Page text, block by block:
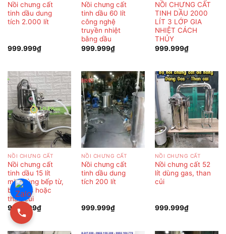
Nồi chưng cất
tinh dầu dung
tích 2.000 lít
999.999₫
Nồi chưng cất
tinh dầu 60 lít
công nghệ
truyền nhiệt
bằng dầu
999.999₫
NỒI CHƯNG CẤT
TINH DẦU 2000
LÍT 3 LỚP GIA
NHIỆT CÁCH
THỦY
999.999₫
NỒI CHƯNG CẤT
Nồi chưng cất
tinh dầu 15 lít
mini dùng bếp từ,
bếp gas hoặc
than củi
999.999₫
NỒI CHƯNG CẤT
Nồi chưng cất
tinh dầu dung
tích 200 lít
999.999₫
NỒI CHƯNG CẤT
Nồi chưng cất 52
lít dùng gas, than
củi
999.999₫